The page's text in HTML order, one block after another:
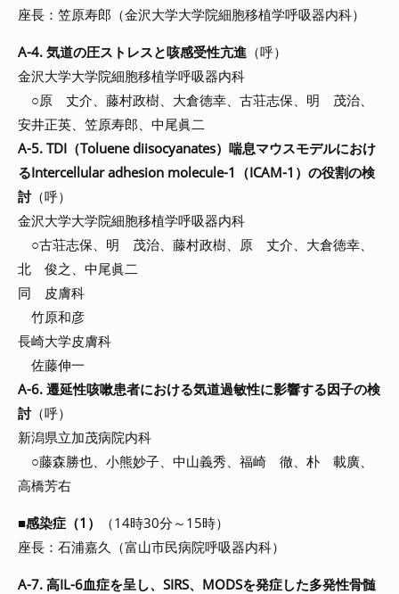
座長：笠原寿郎（金沢大学大学院細胞移植学呼吸器内科）
A-4. 気道の圧ストレスと咳感受性亢進 （呼）
金沢大学大学院細胞移植学呼吸器内科
○原 丈介、藤村政樹、大倉徳幸、古荘志保、明 茂治、
安井正英、笠原寿郎、中尾眞二
A-5. TDI（Toluene diisocyanates）喘息マウスモデルにおけ
るIntercellular adhesion molecule-1（ICAM-1）の役割の検
討（呼）
金沢大学大学院細胞移植学呼吸器内科
○古荘志保、明 茂治、藤村政樹、原 丈介、大倉徳幸、
北 俊之、中尾眞二
同 皮膚科
竹原和彦
長崎大学皮膚科
佐藤伸一
A-6. 遷延性咳嗽患者における気道過敏性に影響する因子の検
討（呼）
新潟県立加茂病院内科
○藤森勝也、小熊妙子、中山義秀、福崎 徹、朴 載廣、
高橋芳右
■感染症（1）
（14時30分～15時）
座長：石浦嘉久（富山市民病院呼吸器内科）
A-7. 高IL-6血症を呈し、SIRS、MODSを発症した多発性骨髄